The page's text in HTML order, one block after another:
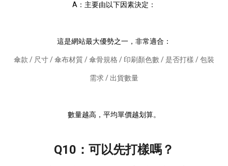
A：主要由以下因素決定：
這是網站最大優勢之一，非常適合：
傘款 / 尺寸 / 傘布材質 / 傘骨規格 / 印刷顏色數 / 是否打樣 / 包裝
需求 / 出貨數量
數量越高，平均單價越划算。
Q10：可以先打樣嗎？